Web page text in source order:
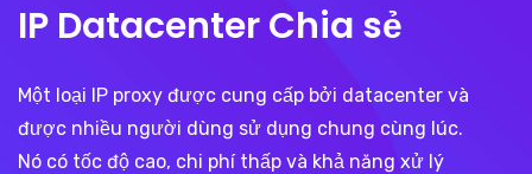
IP Datacenter Chia sẻ
Một loại IP proxy được cung cấp bởi datacenter và
được nhiều người dùng sử dụng chung cùng lúc.
Nó có tốc độ cao, chi phí thấp và khả năng xử lý